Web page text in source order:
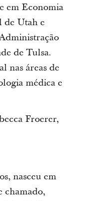
em Economia
de Utah e
de Tulsa.
nas áreas de
médica e
Froerer,
nasceu em
chamado,